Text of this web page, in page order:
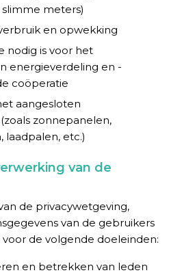
meters)
en opwekking
nodig is voor het
energieverdeling en -
coöperatie
aangesloten
zonnepanelen,
etc.)
van de
de privacywetgeving,
van de gebruikers
de volgende doeleinden:
en betrekken van leden